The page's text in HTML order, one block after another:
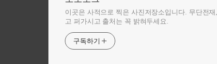
이곳은 사적으로 찍은 사진저장소입니다. 무단전
고 퍼가시고 출처는 꼭 밝혀두세요.
구독하기